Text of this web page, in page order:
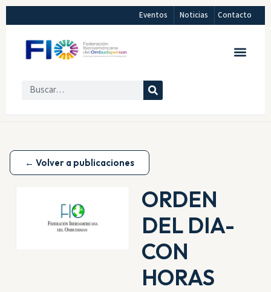
Eventos Noticias Contacto
← Volver a publicaciones
ORDEN
DEL DIA-
CON
HORAS